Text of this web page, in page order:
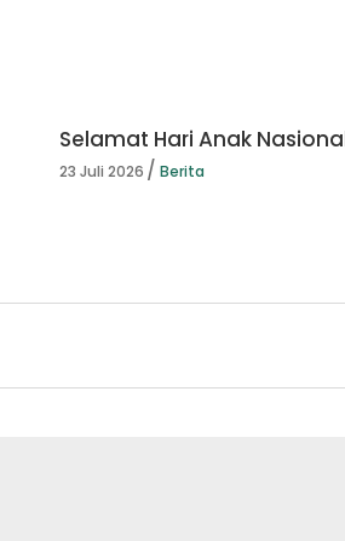
Selamat Hari Anak
23 Juli 2026 Berita